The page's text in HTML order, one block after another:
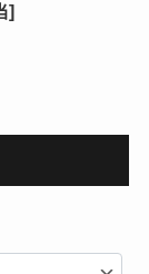
]